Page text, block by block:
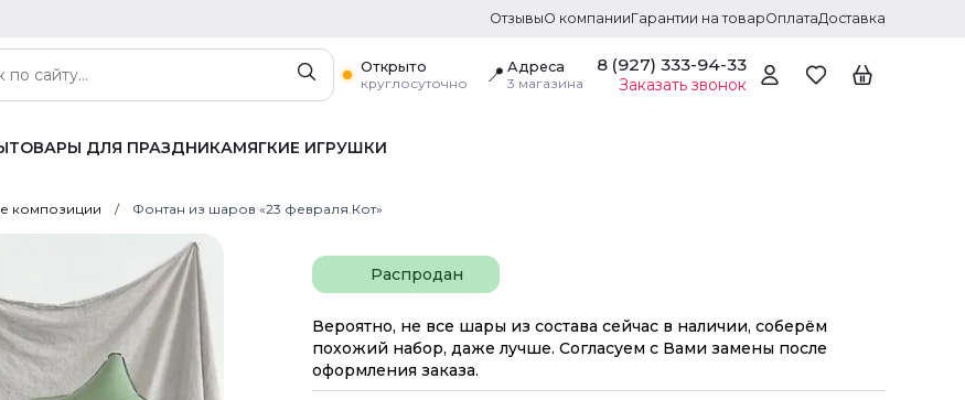
ОтзывыО компанииГарантии на товарОплатаДоставка
Открыто
круглосуточно
📍 Адреса
3 магазина
8 (927) 333-94-33
Заказать звонок
ТОВАРЫ ДЛЯ ПРАЗДНИКАМЯГКИЕ ИГРУШКИ
композиции Фонтан из шаров «23 февраля.Кот»
Распродан
Вероятно, не все шары из состава сейчас в наличии, соберём
похожий набор, даже лучше. Согласуем с Вами замены после
оформления заказа.